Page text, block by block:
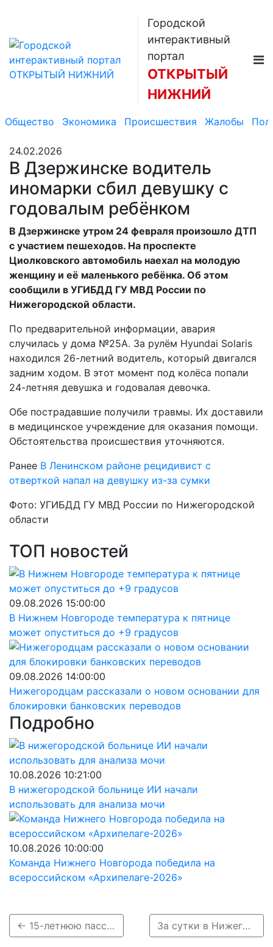
Городской
интерактивный
портал
ОТКРЫТЫЙ
НИЖНИЙ
Общество Экономика Происшествия Жалобы
24.02.2026
В Дзержинске водитель
иномарки сбил девушку с
годовалым ребёнком
В Дзержинске утром 24 февраля произошло ДТП
с участием пешеходов. На проспекте
Циолковского автомобиль наехал на молодую
женщину и её маленького ребёнка. Об этом
сообщили в УГИБДД ГУ МВД России по
Нижегородской области.
По предварительной информации, авария
случилась у дома №25А. За рулём Hyundai Solaris
находился 26-летний водитель, который двигался
задним ходом. В этот момент под колёса попали
24-летняя девушка и годовалая девочка.
Обе пострадавшие получили травмы. Их доставили
в медицинское учреждение для оказания помощи.
Обстоятельства происшествия уточняются.
Ранее В Ленинском районе рецидивист с
отверткой напал на девушку из-за сумки
Фото: УГИБДД ГУ МВД России по Нижегородской
области
ТОП новостей
09.08.2026 15:00:00
В Нижнем Новгороде температура к пятнице
может опуститься до +9 градусов
09.08.2026 14:00:00
Нижегородцам рассказали о новом основании для
блокировки банковских переводов
Подробно
10.08.2026 10:21:00
В нижегородской больнице ИИ начали
использовать для анализа мочи
10.08.2026 10:00:00
Команда Нижнего Новгорода победила на
всероссийском «Архипелаге-2026»
← 15-летнюю пассажирку госпитализировали после ДТП на трассе под Приокским районом За сутки в Нижегородской области в ДТП пострадали 13 человек →